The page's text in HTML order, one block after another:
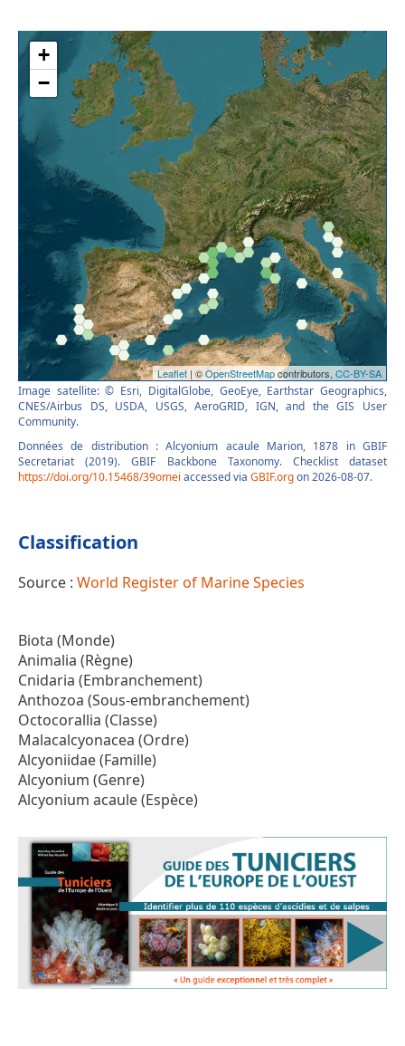
Image satellite: © Esri, DigitalGlobe, GeoEye, Earthstar Geographics,
CNES/Airbus DS, USDA, USGS, AeroGRID, IGN, and the GIS User
Community.
Données de distribution : Alcyonium acaule Marion, 1878 in GBIF
Secretariat (2019). GBIF Backbone Taxonomy. Checklist dataset
https://doi.org/10.15468/39omei accessed via GBIF.orgon 2026-08-07.
Classification
Source : World Register of Marine Species
Biota (Monde)
Animalia (Règne)
Cnidaria (Embranchement)
Anthozoa (Sous-embranchement)
Octocorallia (Classe)
Malacalcyonacea (Ordre)
Alcyoniidae (Famille)
Alcyonium (Genre)
Alcyonium acaule (Espèce)